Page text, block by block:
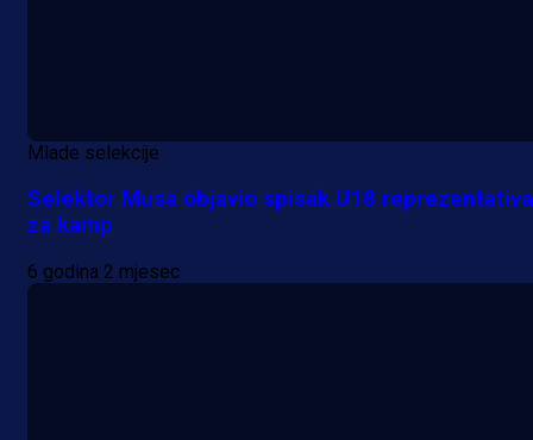
Mlade selekcije
Selektor Musa objavio spisak U18
za kamp
6 godina 2 mjesec